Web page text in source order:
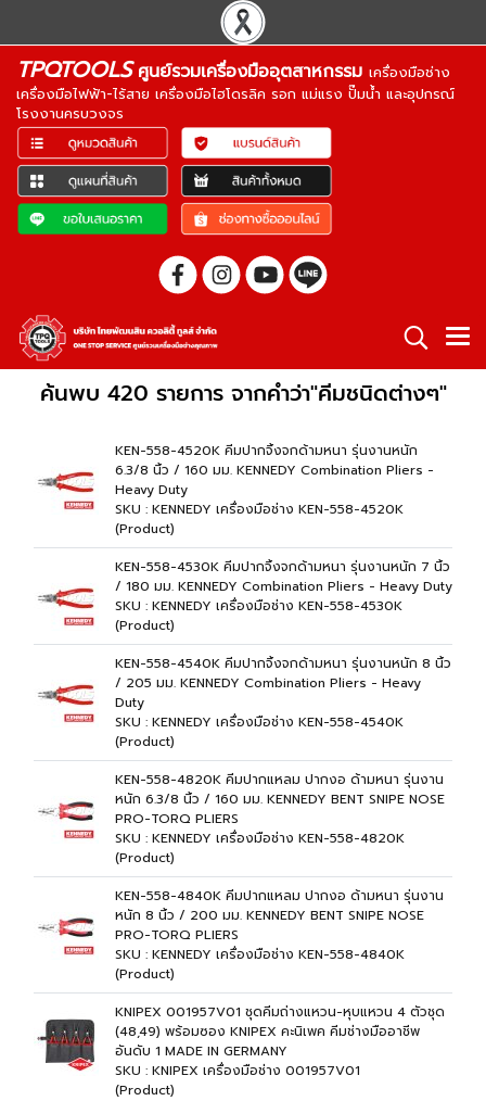
TPQTOOLSศูนย์รวมเครื่องมืออุตสาหกรรม เครื่องมือช่าง
เครื่องมือไฟฟ้า-ไร้สาย เครื่องมือไฮโดรลิค รอก แม่แรง ปั๊มน้ำ และอุปกรณ์
โรงงานครบวงจร
ค้นพบ 420 รายการ จากคำว่า"คีมชนิดต่างๆ"
KEN-558-4520K คีมปากจิ้งจกด้ามหนา รุ่นงานหนัก
6.3/8 นิ้ว / 160 มม. KENNEDY Combination Pliers -
Heavy Duty
SKU : KENNEDY เครื่องมือช่าง KEN-558-4520K
(Product)
KEN-558-4530K คีมปากจิ้งจกด้ามหนา รุ่นงานหนัก 7 นิ้ว
/ 180 มม. KENNEDY Combination Pliers - Heavy Duty
SKU : KENNEDY เครื่องมือช่าง KEN-558-4530K
(Product)
KEN-558-4540K คีมปากจิ้งจกด้ามหนา รุ่นงานหนัก 8 นิ้ว
/ 205 มม. KENNEDY Combination Pliers - Heavy
Duty
SKU : KENNEDY เครื่องมือช่าง KEN-558-4540K
(Product)
KEN-558-4820K คีมปากแหลม ปากงอ ด้ามหนา รุ่นงาน
หนัก 6.3/8 นิ้ว / 160 มม. KENNEDY BENT SNIPE NOSE
PRO-TORQ PLIERS
SKU : KENNEDY เครื่องมือช่าง KEN-558-4820K
(Product)
KEN-558-4840K คีมปากแหลม ปากงอ ด้ามหนา รุ่นงาน
หนัก 8 นิ้ว / 200 มม. KENNEDY BENT SNIPE NOSE
PRO-TORQ PLIERS
SKU : KENNEDY เครื่องมือช่าง KEN-558-4840K
(Product)
KNIPEX 001957V01 ชุดคีมถ่างแหวน-หุบแหวน 4 ตัวชุด
(48,49) พร้อมซอง KNIPEX คะนิเพค คีมช่างมืออาชีพ
อันดับ 1 MADE IN GERMANY
SKU : KNIPEX เครื่องมือช่าง 001957V01
(Product)